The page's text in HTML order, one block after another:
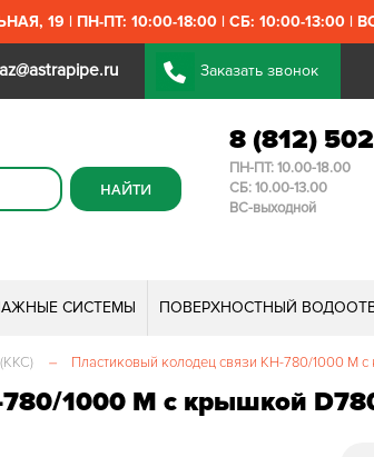
19 | ПН-ПТ: 10:00-18:00 | СБ: 10:00-13:00 |
Заказать звонок
8 (812)
ПН-ПТ: 10.00-18.00
СБ: 10.00-13.00
ВС-выходной
СИСТЕМЫ ПОВЕРХНОСТНЫЙ
– Пластиковый колодец связи КН-780/1000 М
780/1000 М с крышкой